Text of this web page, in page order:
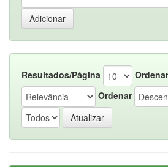
Resultados/Página
Ordenar